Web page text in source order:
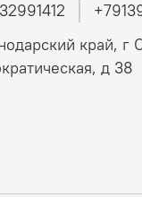
край, г
д 38